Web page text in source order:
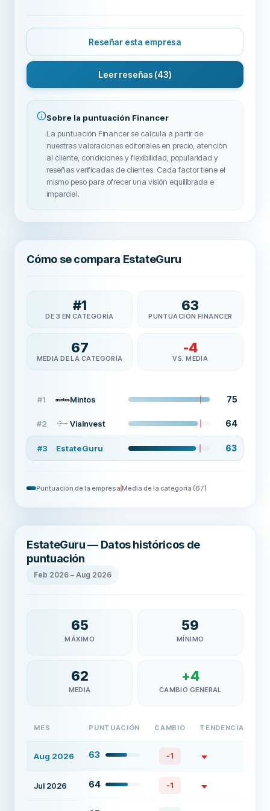
Reseñar esta empresa
Leer reseñas (43)
Sobre la puntuación Financer
La puntuación Financer se calcula a partir de
nuestras valoraciones editoriales en precio, atención
al cliente, condiciones y flexibilidad, popularidad y
reseñas verificadas de clientes. Cada factor tiene el
mismo peso para ofrecer una visión equilibrada e
imparcial.
Cómo se compara EstateGuru
#1
DE 3 EN CATEGORÍA
63
PUNTUACIÓN FINANCER
67
MEDIA DE LA CATEGORÍA
-4
VS. MEDIA
#1 Mintos 75
#2 ViaInvest 64
#3 EstateGuru 63
Puntuación de la empresa Media de la categoría (67)
EstateGuru — Datos históricos de
puntuación
Feb 2026 –Aug 2026
65
MÁXIMO
59
MÍNIMO
62
MEDIA
+4
CAMBIO GENERAL
MES PUNTUACIÓN CAMBIO TENDENCIA
Aug 2026 63 -1
Jul 2026 64 -1